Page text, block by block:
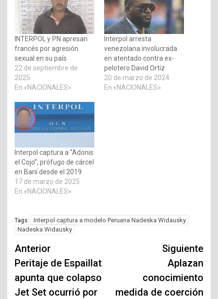
INTERPOL y PN apresan
francés por agresión
sexual en su país
22 de septiembre de
2025
En «NACIONALES»
Interpol arresta
venezolana involucrada
en atentado contra ex-
pelotero David Ortiz
20 de marzo de 2024
En «NACIONALES»
Interpol captura a “Adonis
el Cojo”, prófugo de cárcel
en Baní desde el 2019
17 de marzo de 2025
En «NACIONALES»
Tags:
Interpol captura a modelo Peruana Nadeska Widausky
Nadeska Widausky
Navegación
de
entradas
Anterior
Peritaje de Espaillat
apunta que colapso
Jet Set ocurrió por
Siguiente
Aplazan
conocimiento
medida de coerción